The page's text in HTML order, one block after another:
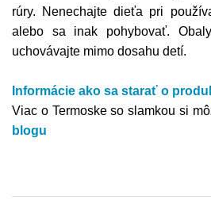
rúry. Nenechajte dieťa pri
alebo sa inak pohybovať.
uchovávajte mimo dosahu detí.
Informácie ako sa starať o
Viac o Termoske so slamkou si
blogu